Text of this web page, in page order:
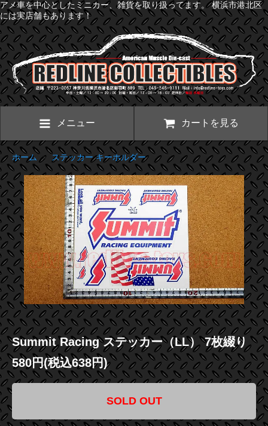
アメ車を中心としたミニカー、雑貨を取り扱ってます。 横浜市港北区
には実店舗もあります！
メニュー カートを見る
ホーム>ステッカー キーホルダー
Summit Racing ステッカー（LL） 7枚綴り
580円(税込638円)
SOLD OUT